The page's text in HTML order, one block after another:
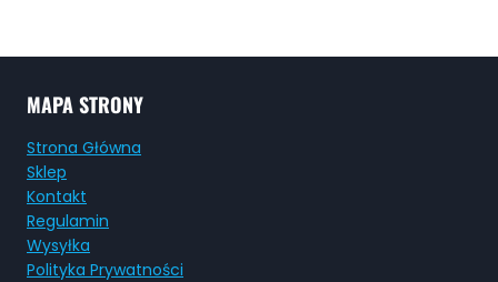
MAPA STRONY
Strona Główna
Sklep
Kontakt
Regulamin
Wysyłka
Polityka Prywatności